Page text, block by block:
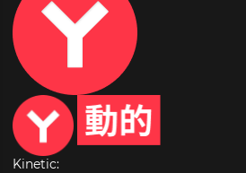
Kinetic: